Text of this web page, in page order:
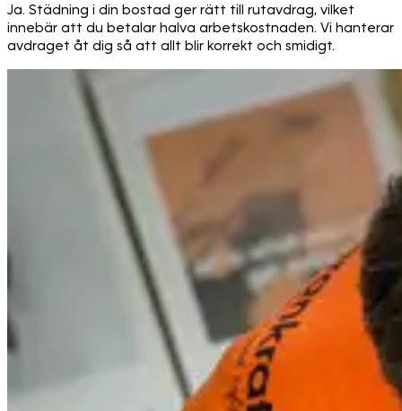
Ja. Städning i din bostad ger rätt till rutavdrag, vilket
innebär att du betalar halva arbetskostnaden. Vi hanterar
avdraget åt dig så att allt blir korrekt och smidigt.